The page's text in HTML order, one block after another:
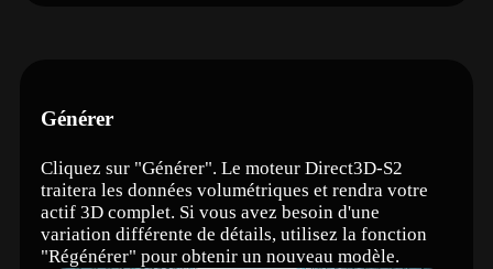
Générer
Cliquez sur "Générer". Le moteur Direct3D-S2
traitera les données volumétriques et rendra votre
actif 3D complet. Si vous avez besoin d'une
variation différente de détails, utilisez la fonction
"Régénérer" pour obtenir un nouveau modèle.